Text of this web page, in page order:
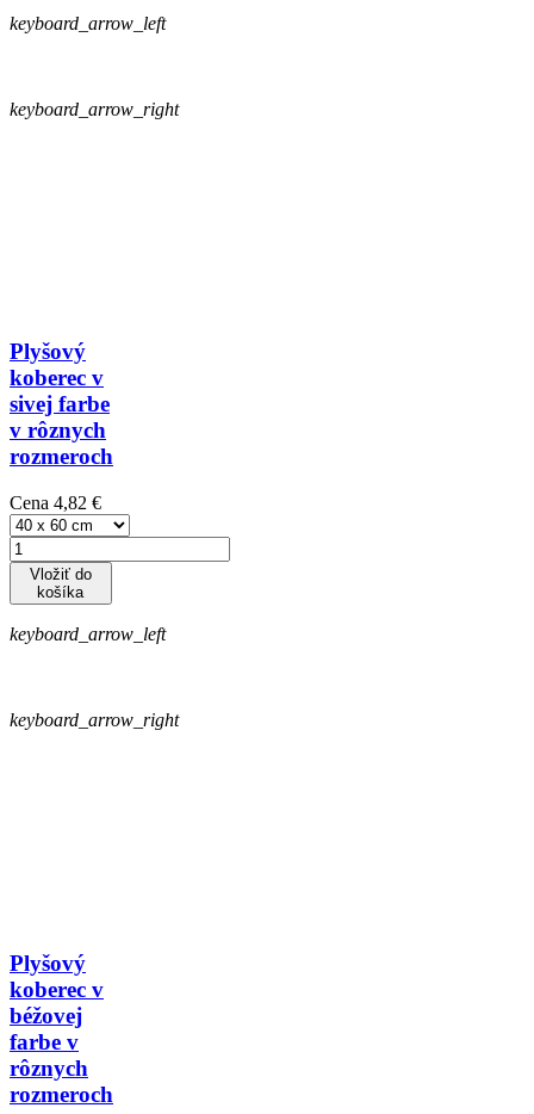
keyboard_arrow_left
keyboard_arrow_right
Plyšový
koberec v
sivej farbe
v rôznych
rozmeroch
Cena 4,82 €
Vložiť do
košíka
keyboard_arrow_left
keyboard_arrow_right
Plyšový
koberec v
béžovej
farbe v
rôznych
rozmeroch